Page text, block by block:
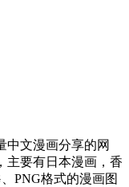
中文漫画分享的网
主要有日本漫画，香
PNG格式的漫画图